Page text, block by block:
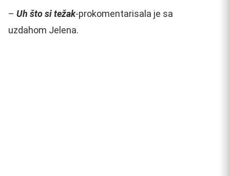
– Uh što si težak-prokomentarisala je sa
uzdahom Jelena.